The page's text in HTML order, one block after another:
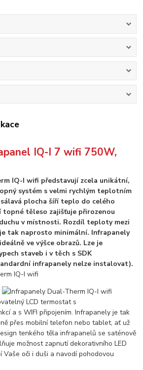
IQ-I 7 wifi 750W,
IQ-I wifi představují zcela unikátní,
systém s velmi rychlým teplotním
plocha šíří teplo do celého
těleso zajišťuje přirozenou
v místnosti. Rozdíl teploty mezi
tak naprosto minimální. Infrapanely
ve výšce obrazů. Lze je
staveb i v těch s SDK
infrapanely nelze instalovat).
LCD termostat s
a s WIFI připojením. Infrapanely je tak
přes mobilní telefon nebo tablet, ať už
tenkého těla infrapanelů se saténově
možnost zapnutí dekorativního LED
Vaše oči i duši a navodí pohodovou